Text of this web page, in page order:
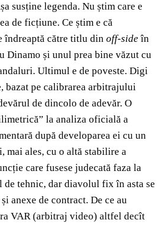
susține legenda. Nu știm care e
de ficțiune. Ce știm e că
îndreaptă către titlu din off-sideîn
Dinamo și unul prea bine văzut cu
Ultimul e de poveste. Digi
bazat pe calibrarea arbitrajului
de dincolo de adevăr. O
la analiza oficială a
după developarea ei cu un
mai ales, cu o altă stabilire a
care fusese judecată faza la
de tehnic, dar diavolul fix în asta se
anexe de contract. De ce au
VAR (arbitraj video) altfel decît